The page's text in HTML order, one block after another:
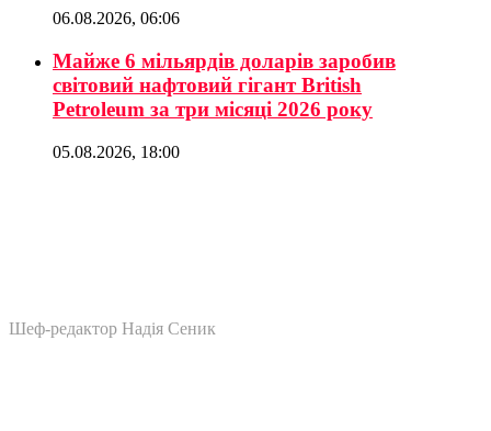
06.08.2026, 06:06
Майже 6 мільярдів доларів заробив
світовий нафтовий гігант British
Petroleum за три місяці 2026 року
05.08.2026, 18:00
Шеф-редактор Надія Сеник